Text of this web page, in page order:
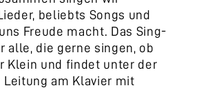
beliebts Songs und
Freude macht. Das Sing-
alle, die gerne singen, ob
Klein und findet unter der
am Klavier mit